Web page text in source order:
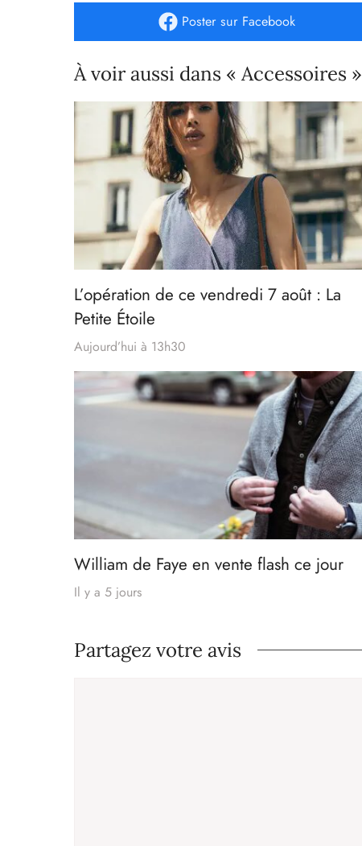
Poster sur Facebook
À voir aussi dans « Accessoires »
L’opération de ce vendredi 7 août : La
Petite Étoile
Aujourd’hui à 13h30
William de Faye en vente flash ce jour
Il y a 5 jours
Partagez votre avis